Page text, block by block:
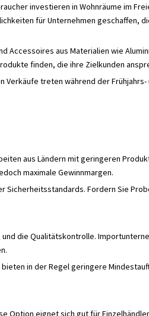
investieren in Wohnräume im
für Unternehmen geschaffen,
Accessoires aus Materialien wie
finden, die ihre Zielkunden
treten während der
aus Ländern mit geringeren
maximale Gewinnmargen.
Fordern Sie
die Qualitätskontrolle.
in der Regel geringere
Option eignet sich gut für